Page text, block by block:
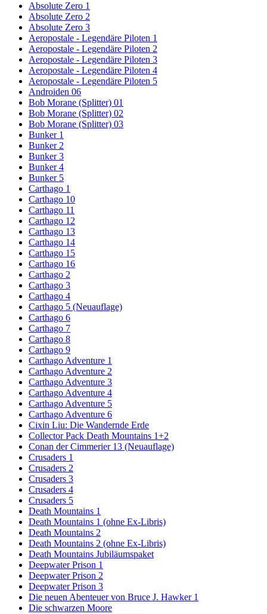
Absolute Zero 1
Absolute Zero 2
Absolute Zero 3
Aeropostale - Legendäre Piloten 1
Aeropostale - Legendäre Piloten 2
Aeropostale - Legendäre Piloten 3
Aeropostale - Legendäre Piloten 4
Aeropostale - Legendäre Piloten 5
Androiden 06
Bob Morane (Splitter) 01
Bob Morane (Splitter) 02
Bob Morane (Splitter) 03
Bunker 1
Bunker 2
Bunker 3
Bunker 4
Bunker 5
Carthago 1
Carthago 10
Carthago 11
Carthago 12
Carthago 13
Carthago 14
Carthago 15
Carthago 16
Carthago 2
Carthago 3
Carthago 4
Carthago 5 (Neuauflage)
Carthago 6
Carthago 7
Carthago 8
Carthago 9
Carthago Adventure 1
Carthago Adventure 2
Carthago Adventure 3
Carthago Adventure 4
Carthago Adventure 5
Carthago Adventure 6
Cixin Liu: Die Wandernde Erde
Collector Pack Death Mountains 1+2
Conan der Cimmerier 13 (Neuauflage)
Crusaders 1
Crusaders 2
Crusaders 3
Crusaders 4
Crusaders 5
Death Mountains 1
Death Mountains 1 (ohne Ex-Libris)
Death Mountains 2
Death Mountains 2 (ohne Ex-Libris)
Death Mountains Jubiläumspaket
Deepwater Prison 1
Deepwater Prison 2
Deepwater Prison 3
Die neuen Abenteuer von Bruce J. Hawker 1
Die schwarzen Moore